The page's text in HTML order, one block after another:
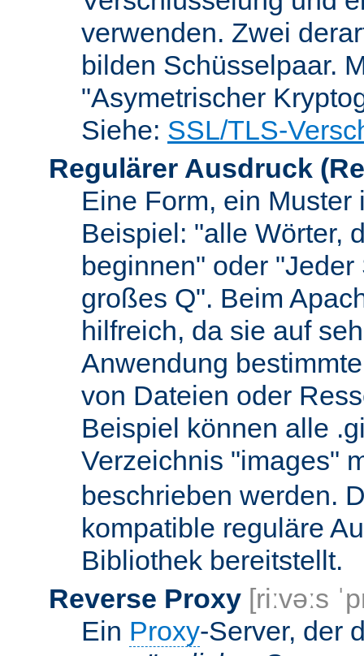
verwenden. Zwei
bilden Schüsselpaar.
"Asymetrischer
Siehe: SSL/TLS-
Regulärer Ausdruck
Eine Form, ein Muster
Beispiel: "alle Wörter,
beginnen" oder
großes Q". Beim
hilfreich, da sie auf
Anwendung
von Dateien oder
Beispiel können alle
Verzeichnis "images"
beschrieben werden.
kompatible reguläre
Bibliothek bereitstellt.
Reverse Proxy [riːvəːs
Ein Proxy-Server, der